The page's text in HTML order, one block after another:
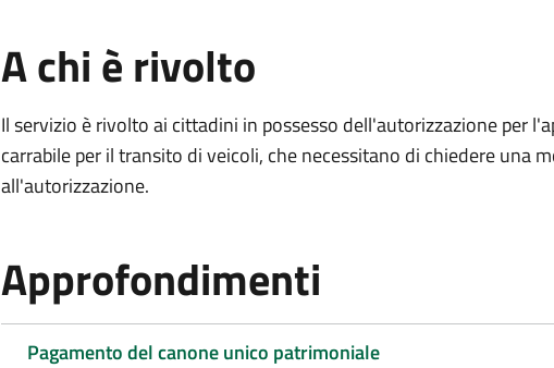
A chi è rivolto
Il servizio è rivolto ai cittadini in possesso dell'autorizzazione per
carrabile per il transito di veicoli, che necessitano di chiedere una
all'autorizzazione.
Approfondimenti
Pagamento del canone unico patrimoniale